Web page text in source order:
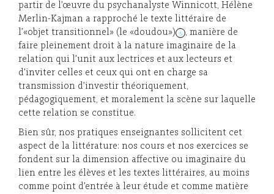
partir de l’œuvre du psychanalyste Winnicott, Hélène
Merlin-Kajman a rapproché le texte littéraire de
l’«objet transitionnel» (le «doudou»)
5
, manière de
faire pleinement droit à la nature imaginaire de la
relation qui l’unit aux lectrices et aux lecteurs et
d’inviter celles et ceux qui ont en charge sa
transmission d’investir théoriquement,
pédagogiquement, et moralement la scène sur laquelle
cette relation se constitue.
Bien sûr, nos pratiques enseignantes sollicitent cet
aspect de la littérature: nos cours et nos exercices se
fondent sur la dimension affective ou imaginaire du
lien entre les élèves et les textes littéraires, au moins
comme point d’entrée à leur étude et comme matière